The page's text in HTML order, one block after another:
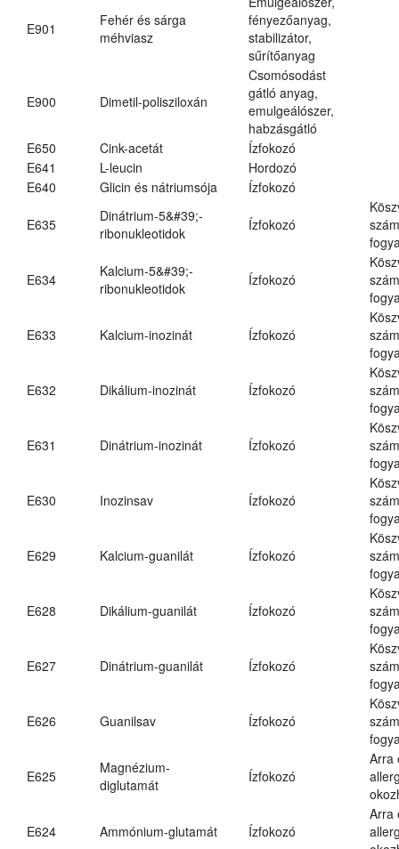
E901
Fehér és sárga
méhviasz
fényezőanyag,
stabilizátor,
sűrítőanyag
E900 Dimetil-polisziloxán
Csomósodást
gátló anyag,
emulgeálószer,
habzásgátló
E650
Cink-acetát
Ízfokozó
E641
L-leucin
Hordozó
E640
Glicin és nátriumsója Ízfokozó
E635
Dinátrium-5&#39;-
ribonukleotidok
Ízfokozó
E634
Kalcium-5&#39;-
ribonukleotidok
Ízfokozó
E633 Kalcium-inozinát Ízfokozó
E632 Dikálium-inozinát Ízfokozó
E631 Dinátrium-inozinát Ízfokozó
E630 Inozinsav Ízfokozó
E629 Kalcium-guanilát Ízfokozó
E628 Dikálium-guanilát Ízfokozó
E627 Dinátrium-guanilát Ízfokozó
E626 Guanilsav Ízfokozó
E625
Magnézium-
diglutamát
Ízfokozó
Arra
E624 Ammónium-glutamát Ízfokozó
Arra